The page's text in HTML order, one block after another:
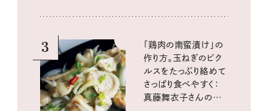
3
「鶏肉の南蛮漬け」の
作り方。玉ねぎのピク
ルスをたっぷり絡めて
さっぱり食べやすく：
真藤舞衣子さんの発